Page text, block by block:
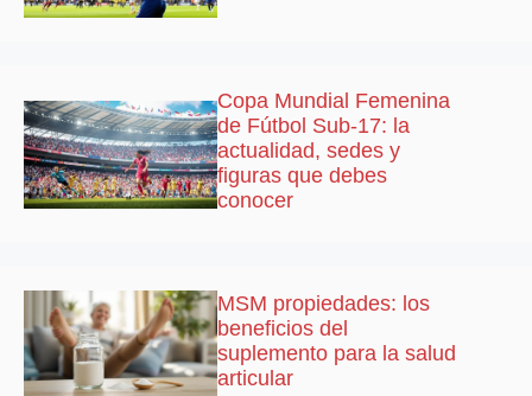
Copa Mundial Femenina
de Fútbol Sub-17: la
actualidad, sedes y
figuras que debes
conocer
MSM propiedades: los
beneficios del
suplemento para la salud
articular